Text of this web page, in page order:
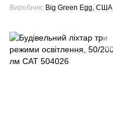
Виробник Big Green Egg, США